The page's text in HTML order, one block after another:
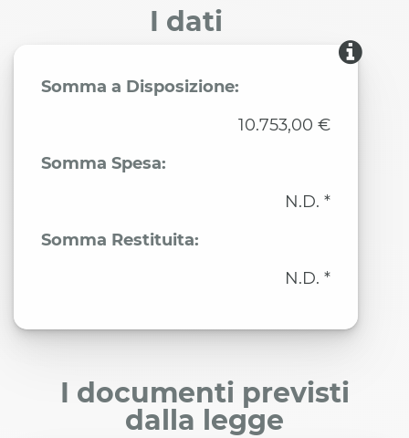
I dati
Somma a Disposizione:
10.753,00 €
Somma Spesa:
N.D. *
Somma Restituita:
N.D. *
I documenti previsti
dalla legge